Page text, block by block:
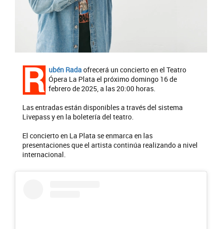
R ubén Radaofrecerá un concierto en el Teatro
Ópera La Plata el próximo domingo 16 de
febrero de 2025, a las 20:00 horas.
Las entradas están disponibles a través del sistema
Livepass y en la boletería del teatro.
El concierto en La Plata se enmarca en las
presentaciones que el artista continúa realizando a nivel
internacional.